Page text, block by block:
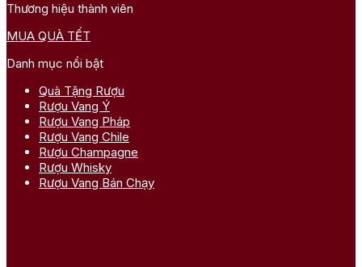
Thương hiệu thành viên
MUA QUÀ TẾT
Danh mục nổi bật
Quà Tặng Rượu
Rượu Vang Ý
Rượu Vang Pháp
Rượu Vang Chile
Rượu Champagne
Rượu Whisky
Rượu Vang Bán Chạy